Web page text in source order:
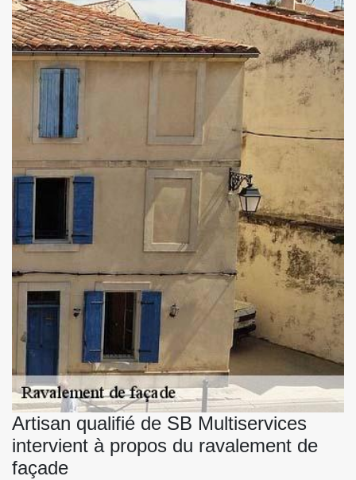
Artisan qualifié de SB Multiservices
intervient à propos du ravalement de
façade